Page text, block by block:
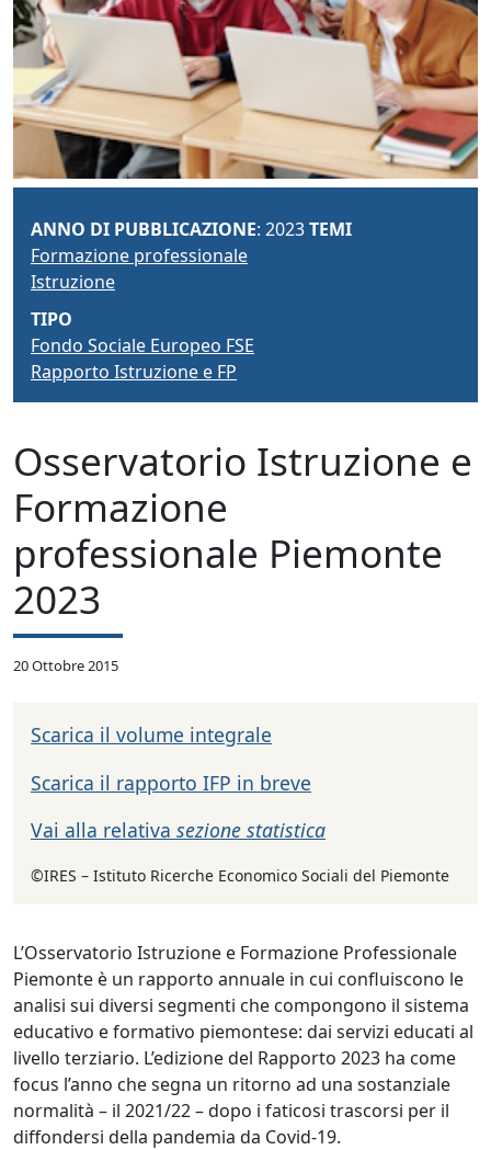
ANNO DI PUBBLICAZIONE: 2023TEMI
Formazione professionale
Istruzione
TIPO
Fondo Sociale Europeo FSE
Rapporto Istruzione e FP
Osservatorio Istruzione e
Formazione
professionale Piemonte
2023
20 Ottobre 2015
Scarica il volume integrale
Scarica il rapporto IFP in breve
Vai alla relativa sezione statistica
©IRES – Istituto Ricerche Economico Sociali del Piemonte
L’Osservatorio Istruzione e Formazione Professionale
Piemonte è un rapporto annuale in cui confluiscono le
analisi sui diversi segmenti che compongono il sistema
educativo e formativo piemontese: dai servizi educati al
livello terziario. L’edizione del Rapporto 2023 ha come
focus l’anno che segna un ritorno ad una sostanziale
normalità – il 2021/22 – dopo i faticosi trascorsi per il
diffondersi della pandemia da Covid-19.